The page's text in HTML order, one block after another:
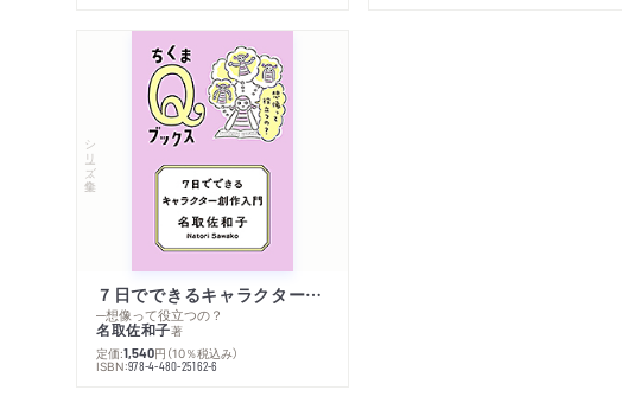
シリーズ・全集
７日でできるキャラクター創作入門
─想像って役立つの？
名取佐和子著
定価:1,540円 （10％税込み）
ISBN:978-4-480-25162-6